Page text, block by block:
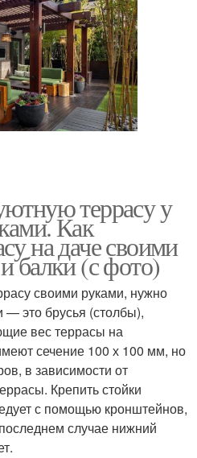
террасу у
Как
на даче своими
балки (с фото)
своими руками, нужно
— это брусья (столбы),
вес террасы на
сечение 100 х 100 мм, но
в зависимости от
Крепить стойки
с помощью кронштейнов,
случае нижний